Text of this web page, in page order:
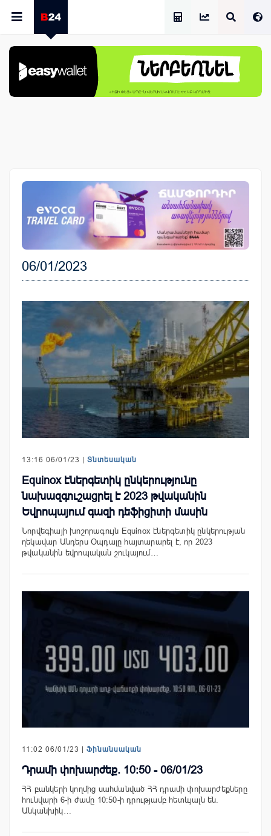
06/01/2023
13:16 06/01/23 | Տնտեսական
Equinox էներգետիկ ընկերությունը
նախազգուշացրել է 2023 թվականին
Եվրոպայում գազի դեֆիցիտի մասին
Նորվեգիայի խոշորագույն Equinox էներգետիկ ընկերության
ղեկավար Անդերս Օպդալը հայտարարել է, որ 2023
թվականին եվրոպական շուկայում…
11:02 06/01/23 | Ֆինանսական
Դրամի փոխարժեք. 10:50 - 06/01/23
ՀՀ բանկերի կողմից սահմանված ՀՀ դրամի փոխարժեքները
հունվարի 6-ի ժամը 10:50-ի դրությամբ հետևյալն են.
Անկանխիկ…